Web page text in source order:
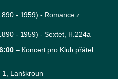
- 1959) - Romance z
- 1959) - Sextet, H.224a
– Koncert pro Klub přátel
1, Lanškroun